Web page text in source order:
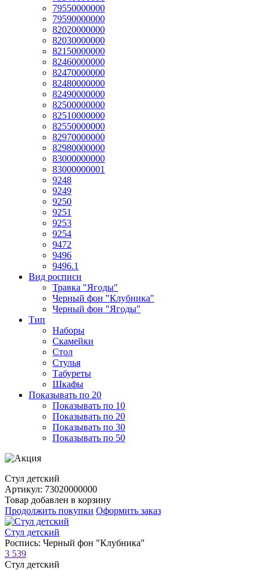
79550000000
79590000000
82020000000
82030000000
82150000000
82460000000
82470000000
82480000000
82490000000
82500000000
82510000000
82550000000
82970000000
82980000000
83000000000
83000000001
9248
9249
9250
9251
9253
9254
9472
9496
9496.1
Вид росписи
Травка "Ягоды"
Черный фон "Клубника"
Черный фон "Ягоды"
Тип
Наборы
Скамейки
Стол
Стулья
Табуреты
Шкафы
Показывать по 20
Показывать по 10
Показывать по 20
Показывать по 30
Показывать по 50
Стул детский
Артикул: 73020000000
Товар добавлен в корзину
Продолжить покупки Оформить заказ
Стул детский
Роспись: Черный фон "Клубника"
3 539
Стул детский